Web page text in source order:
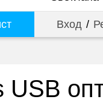
Вход /
USB